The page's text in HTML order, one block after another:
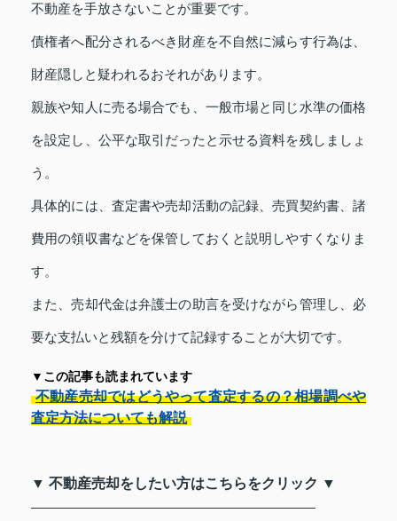
不動産を手放さないことが重要です。
債権者へ配分されるべき財産を不自然に減らす行為は、
財産隠しと疑われるおそれがあります。
親族や知人に売る場合でも、一般市場と同じ水準の価格
を設定し、公平な取引だったと示せる資料を残しましょ
う。
具体的には、査定書や売却活動の記録、売買契約書、諸
費用の領収書などを保管しておくと説明しやすくなりま
す。
また、売却代金は弁護士の助言を受けながら管理し、必
要な支払いと残額を分けて記録することが大切です。
▼この記事も読まれています
不動産売却ではどうやって査定するの？相場調べや
査定方法についても解説
▼ 不動産売却をしたい方はこちらをクリック ▼